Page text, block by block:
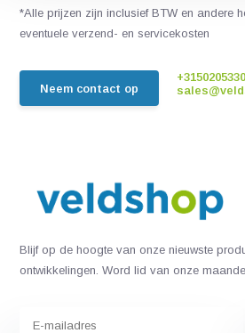
*Alle prijzen zijn inclusief BTW en andere
eventuele verzend- en servicekosten
Neem contact op
Blijf op de hoogte van onze nieuwste
ontwikkelingen. Word lid van onze